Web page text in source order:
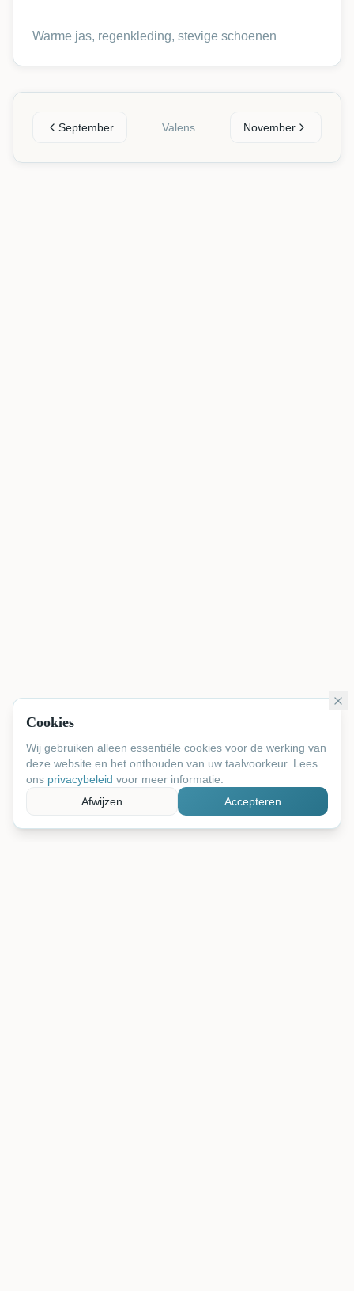
Warme jas, regenkleding, stevige schoenen
September Valens November
Cookies
Wij gebruiken alleen essentiële cookies voor de werking van
deze website en het onthouden van uw taalvoorkeur. Lees
ons privacybeleid voor meer informatie.
Afwijzen
Accepteren